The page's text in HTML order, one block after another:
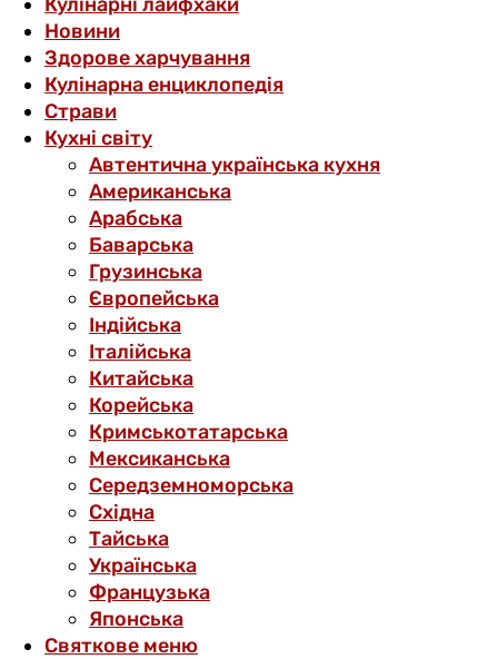
Новини
Здорове харчування
Кулінарна енциклопедія
Страви
Кухні світу
Автентична українська кухня
Американська
Арабська
Баварська
Грузинська
Європейська
Індійська
Італійська
Китайська
Корейська
Кримськотатарська
Мексиканська
Середземноморська
Східна
Тайська
Українська
Французька
Японська
Святкове меню